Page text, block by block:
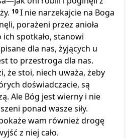
10I nie narzekajcie na Boga
porażeni przez anioła
ich spotkało, stanowi
dla nas, żyjących u
to przestroga dla nas.
że stoi, niech uważa, żeby
doświadczacie, są
Ale Bóg jest wierny i nie
ponad wasze siły.
wam również drogę
z niej cało.